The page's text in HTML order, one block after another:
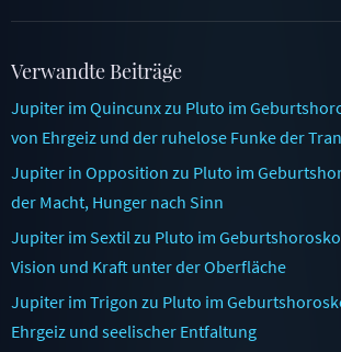
Verwandte Beiträge
Jupiter im Quincunx zu Pluto im
von Ehrgeiz und der ruhelose Funke der
Jupiter in Opposition zu Pluto im
der Macht, Hunger nach Sinn
Jupiter im Sextil zu Pluto im
Vision und Kraft unter der Oberfläche
Jupiter im Trigon zu Pluto im
Ehrgeiz und seelischer Entfaltung